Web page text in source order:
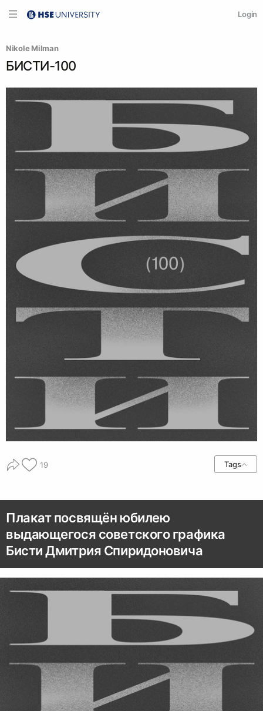
Login
Nikole Milman
БИСТИ-100
19 Tags
Плакат посвящён юбилею
выдающегося советского графика
Бисти Дмитрия Спиридоновича